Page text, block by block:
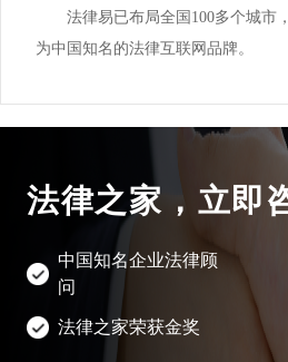
企业技术合同管理
企业投融资方案
郑州企业法律顾问
石家庄企业法律顾问
合肥企业法律顾问
济南企业法律顾问
昆明企业法律顾问
法律易已布局全国100多个城市
为中国知名的法律互联网品牌。
法律之家，立即
中国知名企业法律顾
问
法律之家荣获金奖